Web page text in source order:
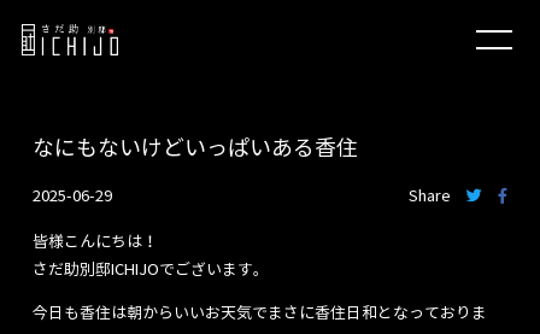
なにもないけどいっぱいある香住
2025-06-29 Share
皆様こんにちは！
さだ助別邸ICHIJOでございます。
今日も香住は朝からいいお天気でまさに香住日和となっておりま